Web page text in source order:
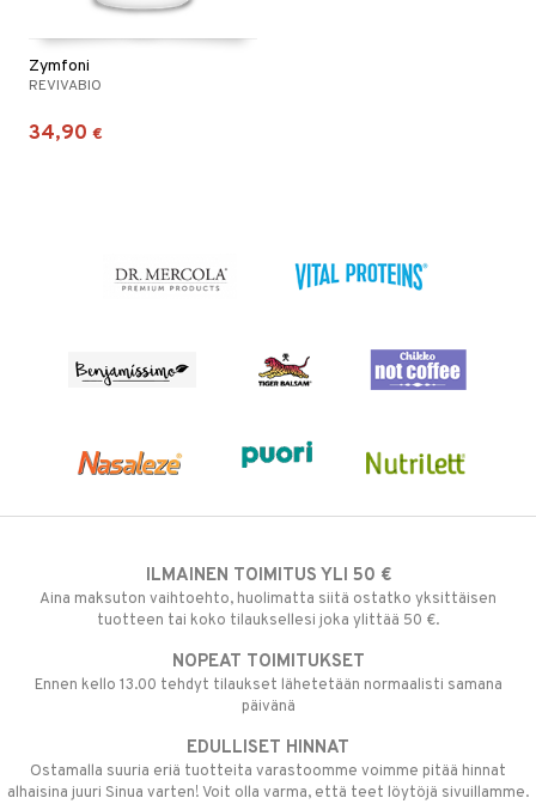
Zymfoni
REVIVABIO
34,90 €
ILMAINEN TOIMITUS YLI 50 €
Aina maksuton vaihtoehto, huolimatta siitä ostatko yksittäisen
tuotteen tai koko tilauksellesi joka ylittää 50 €.
NOPEAT TOIMITUKSET
Ennen kello 13.00 tehdyt tilaukset lähetetään normaalisti samana
päivänä
EDULLISET HINNAT
Ostamalla suuria eriä tuotteita varastoomme voimme pitää hinnat
alhaisina juuri Sinua varten! Voit olla varma, että teet löytöjä sivuillamme.